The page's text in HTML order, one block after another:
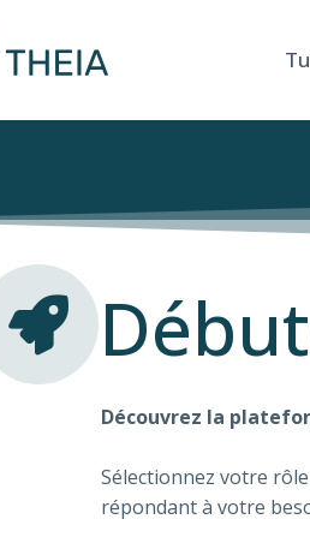
Découvrez la
Sélectionnez votre
répondant à votre